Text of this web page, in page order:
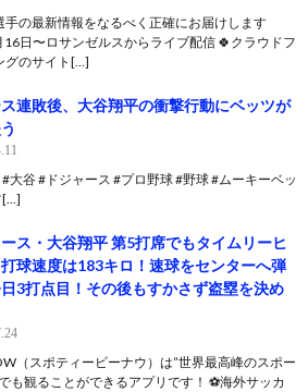
手の最新情報をなるべく正確にお届けします
日〜ロサンゼルスからライブ配信 🍀クラウドフ
グのサイト[…]
ス連敗後、大谷翔平の衝撃行動にベッツが
大谷 #ドジャース #プロ野球 #野球 #ムーキーベッ
[…]
ース・大谷翔平 第5打席でもタイムリーヒ
球速度は183キロ！速球をセンターへ弾
3打点目！その後もすかさず盗塁を決め
（スポティービーナウ）は”世界最高峰のスポー
も観ることができるアプリです！ ⚽️海外サッカ